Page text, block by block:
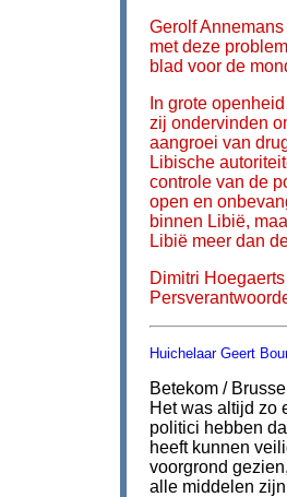
Gerolf
met deze
blad voor de
In grote
zij ondervinden
aangroei van
Libische
controle van de
open en
binnen Libië,
Libië meer dan
Dimitri Hoegaerts
Huichelaar Geert
Betekom /
Het was altijd zo
politici hebben
heeft kunnen
voorgrond
alle middelen